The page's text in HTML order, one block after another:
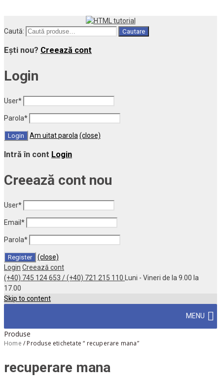
Caută: Cautare
Ești nou? Creează cont
Login
User*
Parola*
Am uitat parola (close)
Intră în cont Login
Creează cont nou
User*
Email *
Parola*
(close)
Login Creează cont
(+40) 745 124 653 / (+40) 721 215 110
Luni - Vineri de la 9.00 la
17.00
Skip to content
MENU
Produse
Home / Produse etichetate “ recuperare mana”
recuperare mana